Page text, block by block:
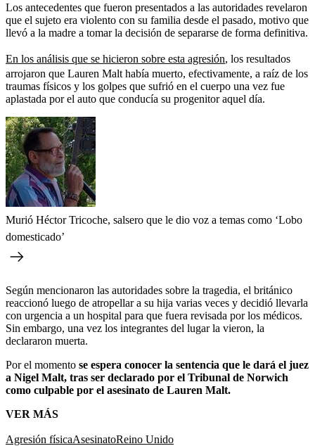
Los antecedentes que fueron presentados a las autoridades revelaron
que el sujeto era violento con su familia desde el pasado, motivo que
llevó a la madre a tomar la decisión de separarse de forma definitiva.
En los análisis que se hicieron sobre esta agresión, los resultados
arrojaron que Lauren Malt había muerto, efectivamente, a raíz de los
traumas físicos y los golpes que sufrió en el cuerpo una vez fue
aplastada por el auto que conducía su progenitor aquel día.
Murió Héctor Tricoche, salsero que le dio voz a temas como ‘Lobo
domesticado’
Según mencionaron las autoridades sobre la tragedia, el británico
reaccionó luego de atropellar a su hija varias veces y decidió llevarla
con urgencia a un hospital para que fuera revisada por los médicos.
Sin embargo, una vez los integrantes del lugar la vieron, la
declararon muerta.
Por el momento se espera conocer la sentencia que le dará el juez
a Nigel Malt, tras ser declarado por el Tribunal de Norwich
como culpable por el asesinato de Lauren Malt.
VER MÁS
Agresión físicaAsesinatoReino Unido